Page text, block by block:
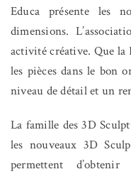
Educa présente les
dimensions.
activité créative. Que la
les pièces dans le bon
niveau de détail et un
La famille des 3D
les nouveaux 3D
permettent